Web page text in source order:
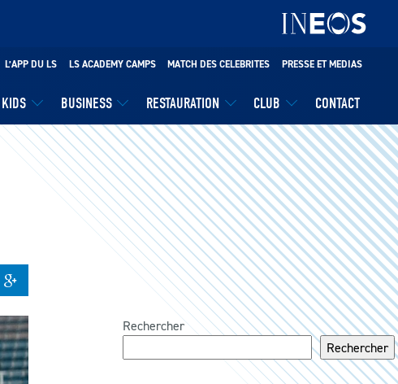
KIDS BUSINESS RESTAURATION CLUB CONTACT
L’APP DU LS LS ACADEMY CAMPS MATCH DES CELEBRITES PRESSE ET MEDIAS
Rechercher
Rechercher